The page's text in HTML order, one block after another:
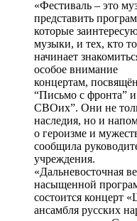
«Фестиваль – это
представить
которые
музыки, и тех, кто
начинает
особое внимание
концертам,
“Письмо с фронта”
СВОих”. Они не
наследия, но и
о героизме и
сообщила
учреждения.
«Дальневосточная
насыщенной
состоится концерт
ансамбля русских